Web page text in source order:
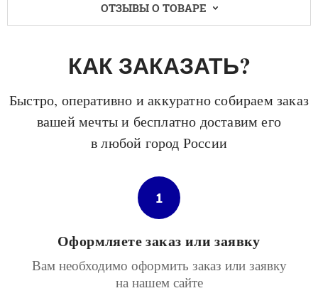
ОТЗЫВЫ О ТОВАРЕ
КАК ЗАКАЗАТЬ?
Быстро, оперативно и аккуратно собираем заказ
вашей мечты и бесплатно доставим его
в любой город России
1
Оформляете заказ или заявку
Вам необходимо оформить заказ или заявку
на нашем сайте